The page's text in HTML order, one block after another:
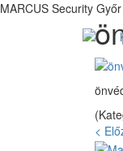
MARCUS Security
<